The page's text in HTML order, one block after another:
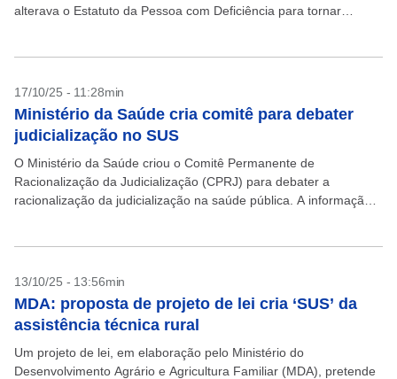
alterava o Estatuto da Pessoa com Deficiência para tornar
17/10/25 - 11:28min
Ministério da Saúde cria comitê para debater
judicialização no SUS
O Ministério da Saúde criou o Comitê Permanente de
Racionalização da Judicialização (CPRJ) para debater a
racionalização da judicialização na saúde pública. A informação
13/10/25 - 13:56min
MDA: proposta de projeto de lei cria ‘SUS’ da
assistência técnica rural
Um projeto de lei, em elaboração pelo Ministério do
Desenvolvimento Agrário e Agricultura Familiar (MDA), pretende